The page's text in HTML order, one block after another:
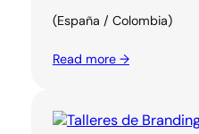
(España / Colombia)
Read more →